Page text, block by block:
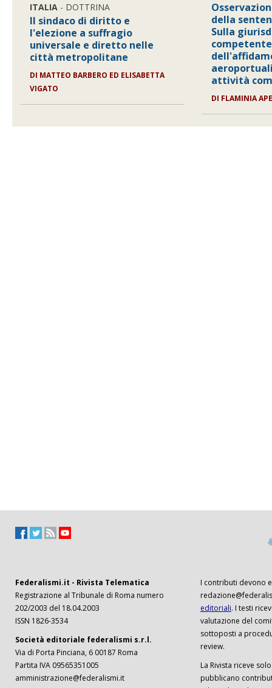
ITALIA - DOTTRINA
Il sindaco di diritto e
l'elezione a suffragio
universale e diretto nelle
città metropolitane
DI MATTEO BARBERO ED ELISABETTA
VIGATO
della
Sulla
attività
DI FLAMINIA
Federalismi.it - Rivista Telematica
Registrazione al Tribunale di Roma numero
202/2003 del 18.04.2003
ISSN 1826-3534
Società editoriale federalismi s.r.l.
Via di Porta Pinciana, 6 00187 Roma
Partita IVA 09565351005
amministrazione@federalismi.it
I contributi devono
editoriali. I testi
valutazione del
sottoposti a
review.
La Rivista riceve
pubblicano